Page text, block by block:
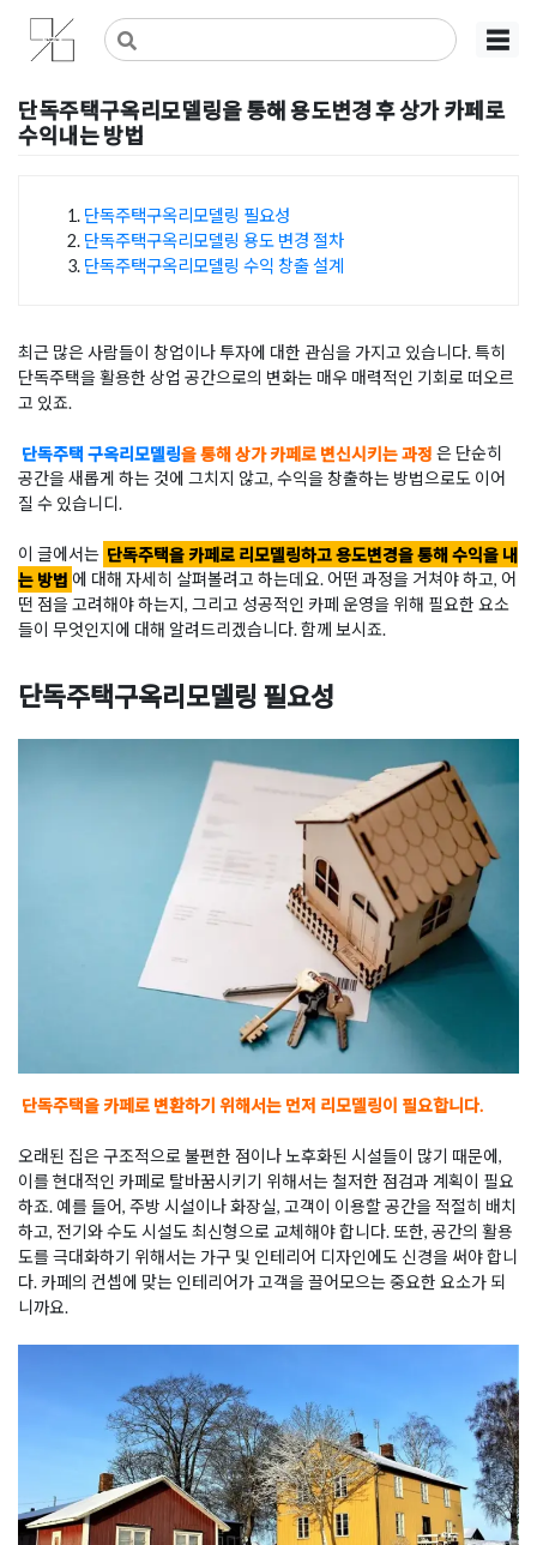
Skip
content
사무실인테리어 디자인 공사 비용견적 플랫폼
사무실인테리어 916
☰
단독주택구옥리모델링을 통해 용도변경 후 상가 카페로
수익내는 방법
단독주택구옥리모델링 필요성
단독주택구옥리모델링 용도 변경 절차
단독주택구옥리모델링 수익 창출 설계
최근 많은 사람들이 창업이나 투자에 대한 관심을 가지고 있습니다. 특히
단독주택을 활용한 상업 공간으로의 변화는 매우 매력적인 기회로 떠오르
고 있죠.
단독주택 구옥리모델링을 통해 상가 카페로 변신시키는 과정 은 단순히
공간을 새롭게 하는 것에 그치지 않고, 수익을 창출하는 방법으로도 이어
질 수 있습니디.
이 글에서는 단독주택을 카페로 리모델링하고 용도변경을 통해 수익을 내
는 방법 에 대해 자세히 살펴볼려고 하는데요. 어떤 과정을 거쳐야 하고, 어
떤 점을 고려해야 하는지, 그리고 성공적인 카페 운영을 위해 필요한 요소
들이 무엇인지에 대해 알려드리겠습니다. 함께 보시죠.
단독주택구옥리모델링 필요성
단독주택을 카페로 변환하기 위해서는 먼저 리모델링이 필요합니다.
오래된 집은 구조적으로 불편한 점이나 노후화된 시설들이 많기 때문에,
이를 현대적인 카페로 탈바꿈시키기 위해서는 철저한 점검과 계획이 필요
하죠. 예를 들어, 주방 시설이나 화장실, 고객이 이용할 공간을 적절히 배치
하고, 전기와 수도 시설도 최신형으로 교체해야 합니다. 또한, 공간의 활용
도를 극대화하기 위해서는 가구 및 인테리어 디자인에도 신경을 써야 합니
다. 카페의 컨셉에 맞는 인테리어가 고객을 끌어모으는 중요한 요소가 되
니까요.